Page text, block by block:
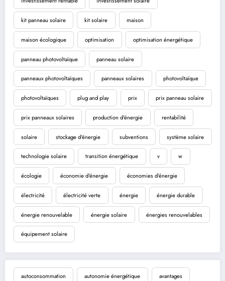
kit panneau solaire kit solaire maison
maison écologique optimisation optimisation énergétique
panneau photovoltaïque panneau solaire
panneaux photovoltaïques panneaux solaires photovoltaïque
photovoltaïques plug and play prix prix panneau solaire
prix panneaux solaires production d'énergie rentabilité
solaire stockage d'énergie subventions système solaire
technologie solaire transition énergétique v w
écologie économie d'énergie économies d'énergie
électricité électricité verte énergie énergie durable
énergie renouvelable énergie solaire énergies renouvelables
équipement solaire
autoconsommation autonomie énergétique avantages